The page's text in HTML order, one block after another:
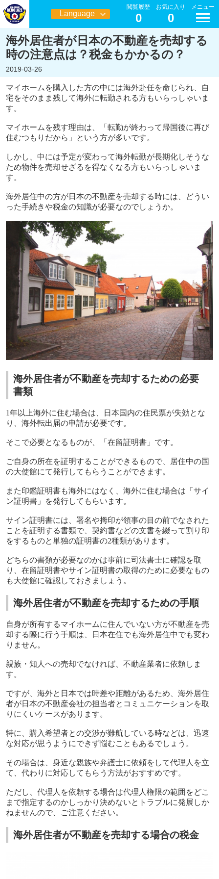
Language
日本語
閲覧履歴
0
お気に入り
0
メニュー
海外居住者が日本の不動産を売却する
時の注意点は？税金もかかるの？
2019-03-26
マイホームを購入した方の中には海外赴任を命じられ、自
宅をそのまま残して海外に転勤される方もいらっしゃいま
す。
マイホームを残す理由は、「転勤が終わって帰国後に再び
住むつもりだから」という方が多いです。
しかし、中には予定が変わって海外転勤が長期化しそうな
ため物件を売却せざるを得なくなる方もいらっしゃいま
す。
海外居住中の方が日本の不動産を売却する時には、どうい
った手続きや税金の知識が必要なのでしょうか。
海外居住者が不動産を売却するための必要
書類
1年以上海外に住む場合は、日本国内の住民票が失効とな
り、海外転出届の申請が必要です。
そこで必要となるものが、「在留証明書」です。
ご自身の所在を証明することができるもので、居住中の国
の大使館にて発行してもらうことができます。
また印鑑証明書も海外にはなく、海外に住む場合は「サイ
ン証明書」を発行してもらいます。
サイン証明書には、署名や拇印が領事の目の前でなされた
ことを証明する書類で、契約書などの文書を綴って割り印
をするものと単独の証明書の2種類があります。
どちらの書類が必要なのかは事前に司法書士に確認を取
り、在留証明書やサイン証明書の取得のために必要なもの
も大使館に確認しておきましょう。
海外居住者が不動産を売却するための手順
自身が所有するマイホームに住んでいない方が不動産を売
却する際に行う手順は、日本在住でも海外居住中でも変わ
りません。
親族・知人への売却でなければ、不動産業者に依頼しま
す。
ですが、海外と日本では時差や距離があるため、海外居住
者が日本の不動産会社の担当者とコミュニケーションを取
りにくいケースがあります。
特に、購入希望者との交渉が難航している時などは、迅速
な対応が思うようにできず悩むこともあるでしょう。
その場合は、身近な親族や弁護士に依頼をして代理人を立
て、代わりに対応してもらう方法がおすすめです。
ただし、代理人を依頼する場合は代理人権限の範囲をどこ
まで指定するのかしっかり決めないとトラブルに発展しか
ねませんので、ご注意ください。
海外居住者が不動産を売却する場合の税金